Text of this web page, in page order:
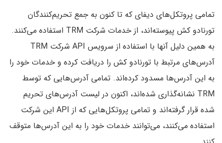
تمامی پروتکل‌های دیفای که تا کنون به جمع تحریم‌کنندگان
تورنادو کش پیوسته‌اند، از خدمات شرکت TRM استفاده می‌کنند.
به همین دلیل آنها با استفاده از سرویس API شرکت TRM
آدرس‌های مرتبط با تورنادو کش را دریافت کرده و خدمات خود را
به این آدرس‌ها مسدود کرده‌اند. تمامی آدرس‌هایی که توسط
TRM نشانه‌گذاری شده‌اند، اکنون در لیست آدرس‌های تحریم
شده قرار گرفته‌اند و تمامی پروتکل‌هایی که از API این شرکت
استفاده می‌کنند، می‌توانند خدمات خود را به این آدرس‌ها متوقف